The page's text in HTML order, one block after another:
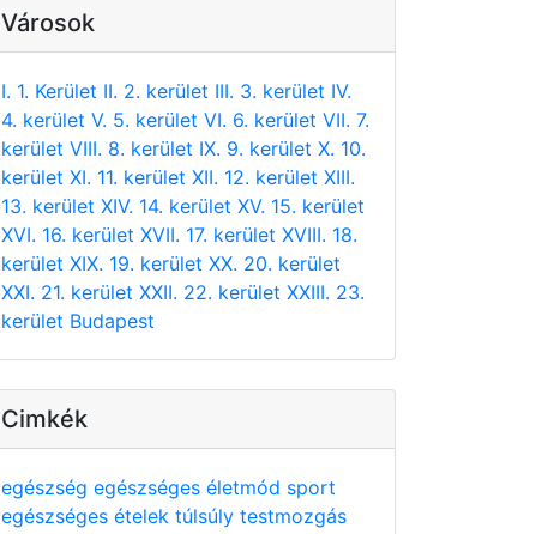
Városok
I. 1. Kerület II. 2. kerület III. 3. kerület IV.
4. kerület V. 5. kerület VI. 6. kerület VII. 7.
kerület VIII. 8. kerület IX. 9. kerület X. 10.
kerület XI. 11. kerület XII. 12. kerület XIII.
13. kerület XIV. 14. kerület XV. 15. kerület
XVI. 16. kerület XVII. 17. kerület XVIII. 18.
kerület XIX. 19. kerület XX. 20. kerület
XXI. 21. kerület XXII. 22. kerület XXIII. 23.
kerület Budapest
Cimkék
egészség egészséges életmód sport
egészséges ételek túlsúly testmozgás